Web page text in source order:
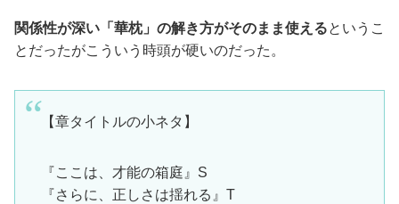
関係性が深い「華枕」の解き方がそのまま使えるというこ
とだったがこういう時頭が硬いのだった。
【章タイトルの小ネタ】
『ここは、才能の箱庭』S
『さらに、正しさは揺れる』T